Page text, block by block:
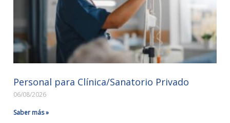
Personal para Clínica/Sanatorio Privado
06/08/2026
Saber más »